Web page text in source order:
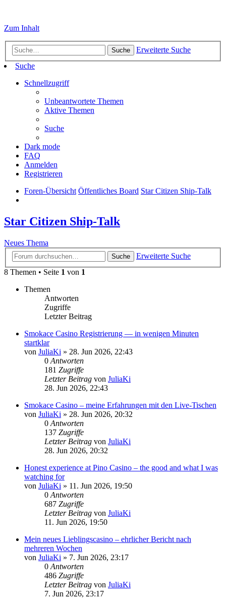
Zum Inhalt
Suche
Erweiterte Suche
Suche
Schnellzugriff
Unbeantwortete Themen
Aktive Themen
Suche
Dark mode
FAQ
Anmelden
Registrieren
Foren-Übersicht Öffentliches Board Star Citizen Ship-Talk
Star Citizen Ship-Talk
Neues Thema
Suche
Erweiterte Suche
8 Themen • Seite 1 von 1
Themen
Antworten
Zugriffe
Letzter Beitrag
Smokace Casino Registrierung — in wenigen Minuten
startklar
von JuliaKi » 28. Jun 2026, 22:43
0Antworten
181 Zugriffe
Letzter Beitrag von JuliaKi
28. Jun 2026, 22:43
Smokace Casino – meine Erfahrungen mit den Live-Tischen
von JuliaKi » 28. Jun 2026, 20:32
0Antworten
137 Zugriffe
Letzter Beitrag von JuliaKi
28. Jun 2026, 20:32
Honest experience at Pino Casino – the good and what I was
watching for
von JuliaKi » 11. Jun 2026, 19:50
0Antworten
687 Zugriffe
Letzter Beitrag von JuliaKi
11. Jun 2026, 19:50
Mein neues Lieblingscasino – ehrlicher Bericht nach
mehreren Wochen
von JuliaKi » 7. Jun 2026, 23:17
0Antworten
486 Zugriffe
Letzter Beitrag von JuliaKi
7. Jun 2026, 23:17